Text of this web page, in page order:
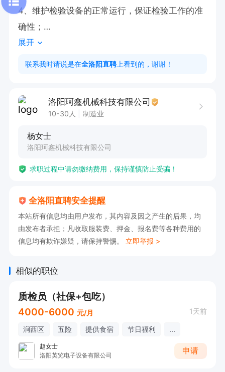
4、维护检验设备的正常运行，保证检验工作的准
确性；
任职要求：
1、熟悉机械制造行业相关检验标准；
4、具有较强的沟通能力和团队协作精神；
展开
联系我时请说是在全洛阳直聘 上看到的，谢谢！
洛阳珂鑫机械科技有限公司
10-30人 制造业
杨女士
洛阳珂鑫机械科技有限公司
求职过程中请勿缴纳费用，保持谨慎防止受骗！
全洛阳直聘安全提醒
本站所有信息均由用户发布，其内容及因之产生的后果，均
由发布者承担；凡收取服装费、押金、报名费等各种费用的
信息均有欺诈嫌疑，请保持警惕。 立即举报 >
相似的职位
质检员（社保+包吃）
4000-6000 元/月 1天前
涧西区 五险 提供食宿 节日福利 ...
赵女士
洛阳英览电子设备有限公司
申请